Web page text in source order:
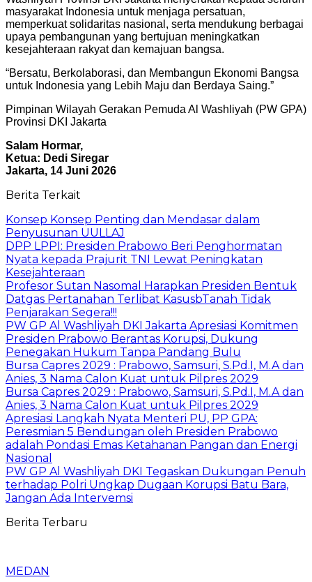
masyarakat Indonesia untuk menjaga persatuan,
memperkuat solidaritas nasional, serta mendukung berbagai
upaya pembangunan yang bertujuan meningkatkan
kesejahteraan rakyat dan kemajuan bangsa.
“Bersatu, Berkolaborasi, dan Membangun Ekonomi Bangsa
untuk Indonesia yang Lebih Maju dan Berdaya Saing.”
Pimpinan Wilayah Gerakan Pemuda Al Washliyah (PW GPA)
Provinsi DKI Jakarta
Salam Hormar,
Ketua: Dedi Siregar
Jakarta, 14 Juni 2026
Berita Terkait
Konsep Konsep Penting dan Mendasar dalam
Penyusunan UULLAJ
DPP LPPI: Presiden Prabowo Beri Penghormatan
Nyata kepada Prajurit TNI Lewat Peningkatan
Kesejahteraan
Profesor Sutan Nasomal Harapkan Presiden Bentuk
Datgas Pertanahan Terlibat KasusbTanah Tidak
Penjarakan Segera!!!
PW GP Al Washliyah DKI Jakarta Apresiasi Komitmen
Presiden Prabowo Berantas Korupsi, Dukung
Penegakan Hukum Tanpa Pandang Bulu
Bursa Capres 2029 : Prabowo, Samsuri, S.Pd.I, M.A dan
Anies, 3 Nama Calon Kuat untuk Pilpres 2029
Bursa Capres 2029 : Prabowo, Samsuri, S.Pd.I, M.A dan
Anies, 3 Nama Calon Kuat untuk Pilpres 2029
Apresiasi Langkah Nyata Menteri PU, PP GPA:
Peresmian 5 Bendungan oleh Presiden Prabowo
adalah Pondasi Emas Ketahanan Pangan dan Energi
Nasional
PW GP Al Washliyah DKI Tegaskan Dukungan Penuh
terhadap Polri Ungkap Dugaan Korupsi Batu Bara,
Jangan Ada Intervemsi
Berita Terbaru
MEDAN